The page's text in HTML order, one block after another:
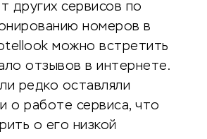
других сервисов по
номеров в
можно встретить
отзывов в интернете.
редко оставляли
о работе сервиса, что
о его низкой